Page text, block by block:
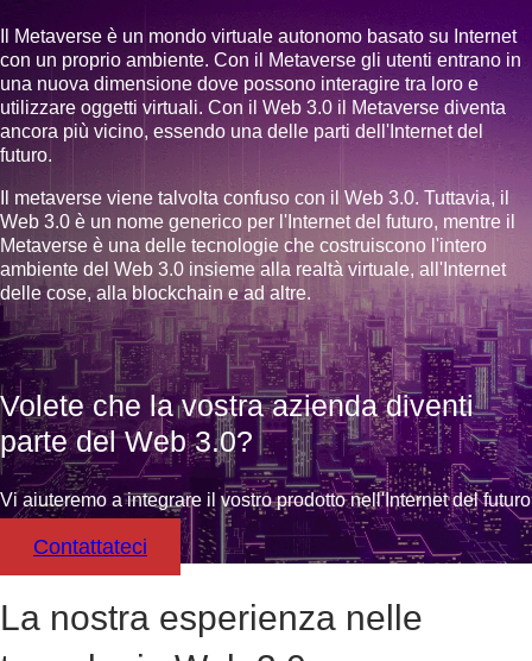
Improved security
Il Web 3.0 utilizza tecnologie di sicurezza
avanzate come l'autorizzazione avanzata,
il libro mastro distribuito e la crittografia
che proteggono i dati aziendali e
personali.
Il Metaverse è un mondo virtuale autonomo basato su Internet
con un proprio ambiente. Con il Metaverse gli utenti entrano in
una nuova dimensione dove possono interagire tra loro e
utilizzare oggetti virtuali. Con il Web 3.0 il Metaverse diventa
ancora più vicino, essendo una delle parti dell'Internet del
futuro.
Il metaverse viene talvolta confuso con il Web 3.0. Tuttavia, il
Web 3.0 è un nome generico per l'Internet del futuro, mentre il
Metaverse è una delle tecnologie che costruiscono l'intero
ambiente del Web 3.0 insieme alla realtà virtuale, all'Internet
delle cose, alla blockchain e ad altre.
Volete che la vostra azienda diventi
parte del Web 3.0?
Vi aiuteremo a integrare il vostro prodotto nell'Internet del futuro
Contattateci
La nostra esperienza nelle